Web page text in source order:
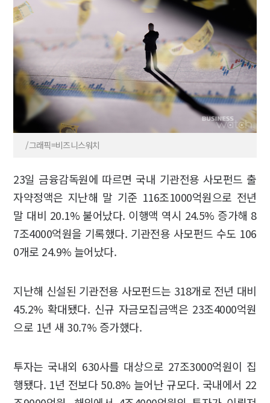
/그래픽=비즈니스워치
23일 금융감독원에 따르면 국내 기관전용 사모펀드 출
자약정액은 지난해 말 기준 116조1000억원으로 전년
말 대비 20.1% 불어났다. 이행액 역시 24.5% 증가해 8
7조4000억원을 기록했다. 기관전용 사모펀드 수도 106
0개로 24.9% 늘어났다.
지난해 신설된 기관전용 사모펀드는 318개로 전년 대비
45.2% 확대됐다. 신규 자금모집금액은 23조4000억원
으로 1년 새 30.7% 증가했다.
투자는 국내외 630사를 대상으로 27조3000억원이 집
행됐다. 1년 전보다 50.8% 늘어난 규모다. 국내에서 22